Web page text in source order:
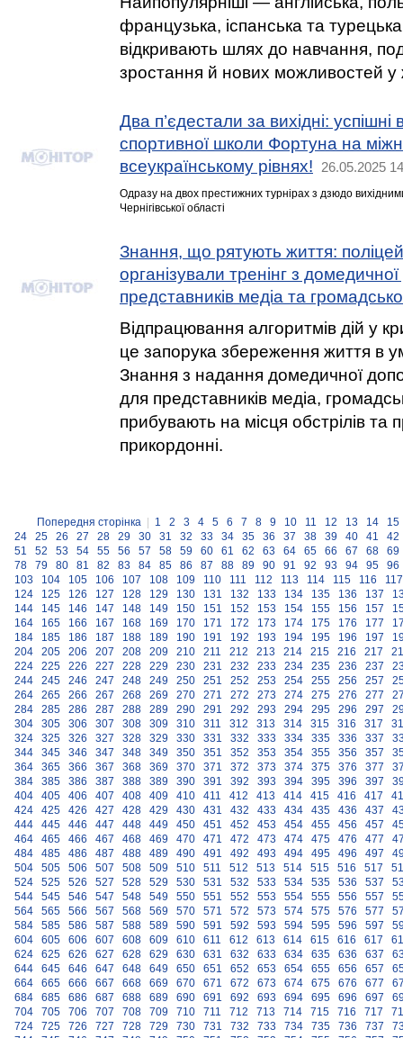
французька, іспанська та
відкривають шлях до навчання,
зростання й нових можливостей у
Два п’єдестали за вихідні: успішні
спортивної школи Фортуна на
всеукраїнському рівнях!
26.05.2025
Одразу на двох престижних турнірах з дзюдо
Чернігівської області
Знання, що рятують життя:
організували тренінг з
представників медіа та
Відпрацювання алгоритмів дій у
це запорука збереження життя в
Знання з надання домедичної
для представників медіа,
прибувають на місця обстрілів та
прикордонні.
Попередня сторінка 1 2 3 4 5 6 7 8 9 10 11 12 13 14
15
24
25 26 27 28 29 30 31 32 33 34 35 36 37 38 39 40 41
42
51
52 53 54 55 56 57 58 59 60 61 62 63 64 65 66 67 68
69
78
79 80 81 82 83 84 85 86 87 88 89 90 91 92 93 94 95
96
103
104 105 106 107 108 109 110 111 112 113 114 115 116
117
124
125 126 127 128 129 130 131 132 133 134 135 136 137
144
145 146 147 148 149 150 151 152 153 154 155 156 157
164
165 166 167 168 169 170 171 172 173 174 175 176 177
184
185 186 187 188 189 190 191 192 193 194 195 196 197
204
205 206 207 208 209 210 211 212 213 214 215 216 217
224
225 226 227 228 229 230 231 232 233 234 235 236 237
244
245 246 247 248 249 250 251 252 253 254 255 256 257
264
265 266 267 268 269 270 271 272 273 274 275 276 277
284
285 286 287 288 289 290 291 292 293 294 295 296 297
304
305 306 307 308 309 310 311 312 313 314 315 316 317
324
325 326 327 328 329 330 331 332 333 334 335 336 337
344
345 346 347 348 349 350 351 352 353 354 355 356 357
364
365 366 367 368 369 370 371 372 373 374 375 376 377
384
385 386 387 388 389 390 391 392 393 394 395 396 397
404
405 406 407 408 409 410 411 412 413 414 415 416 417
424
425 426 427 428 429 430 431 432 433 434 435 436 437
444
445 446 447 448 449 450 451 452 453 454 455 456 457
464
465 466 467 468 469 470 471 472 473 474 475 476 477
484
485 486 487 488 489 490 491 492 493 494 495 496 497
504
505 506 507 508 509 510 511 512 513 514 515 516 517
524
525 526 527 528 529 530 531 532 533 534 535 536 537
544
545 546 547 548 549 550 551 552 553 554 555 556 557
564
565 566 567 568 569 570 571 572 573 574 575 576 577
584
585 586 587 588 589 590 591 592 593 594 595 596 597
604
605 606 607 608 609 610 611 612 613 614 615 616 617
624
625 626 627 628 629 630 631 632 633 634 635 636 637
644
645 646 647 648 649 650 651 652 653 654 655 656 657
664
665 666 667 668 669 670 671 672 673 674 675 676 677
684
685 686 687 688 689 690 691 692 693 694 695 696 697
704
705 706 707 708 709 710 711 712 713 714 715 716 717
724
725 726 727 728 729 730 731 732 733 734 735 736 737